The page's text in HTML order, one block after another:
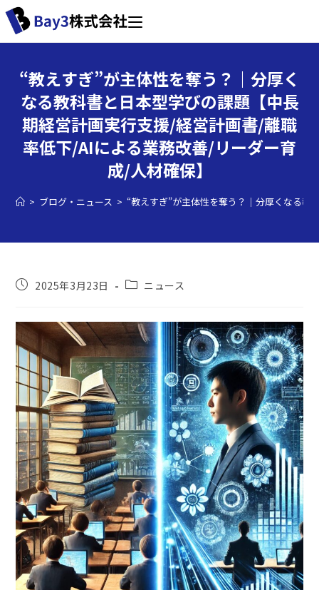
“教えすぎ”が主体性を奪う？｜分厚く
なる教科書と日本型学びの課題【中長
期経営計画実行支援/経営計画書/離職
率低下/AIによる業務改善/リーダー育
成/人材確保】
> ブログ・ニュース > “教えすぎ”が主体性を奪う？｜分厚くなる
2025年3月23日 ニュース